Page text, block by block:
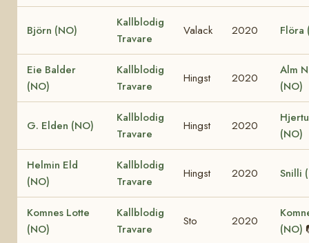
Björn (NO)
Kallblodig
Travare
Valack 2020 Flöra
Eie Balder
(NO)
Kallblodig
Travare
Hingst 2020
Alm
(NO)
G. Elden (NO)
Kallblodig
Travare
Hingst 2020
(NO)
Helmin Eld
(NO)
Kallblodig
Travare
Hingst 2020 Snilli
Komnes Lotte
(NO)
Kallblodig
Travare
Sto 2020
(NO)